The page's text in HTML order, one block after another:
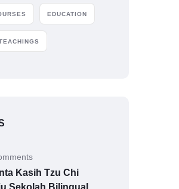
EDUCATION
Kasih Tzu Chi